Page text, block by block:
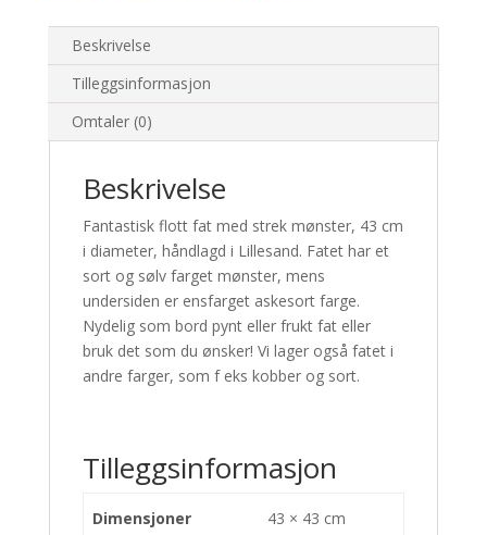
Beskrivelse
Tilleggsinformasjon
Omtaler (0)
Beskrivelse
Fantastisk flott fat med strek mønster, 43 cm
i diameter, håndlagd i Lillesand. Fatet har et
sort og sølv farget mønster, mens
undersiden er ensfarget askesort farge.
Nydelig som bord pynt eller frukt fat eller
bruk det som du ønsker! Vi lager også fatet i
andre farger, som f eks kobber og sort.
Tilleggsinformasjon
Dimensjoner 43 × 43 cm